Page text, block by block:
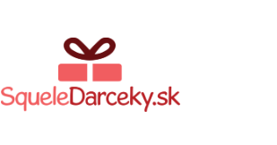
navigáciu
obsah